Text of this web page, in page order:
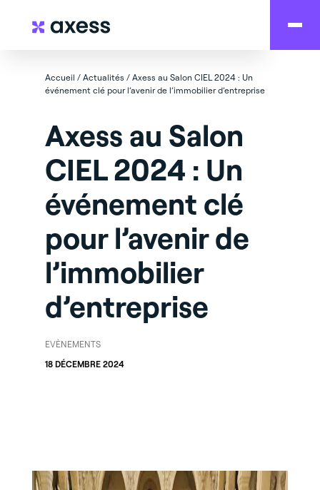
Accueil / Actualités / Axess au Salon CIEL 2024 : Un
événement clé pour l’avenir de l’immobilier d’entreprise
Axess au Salon
CIEL 2024 : Un
événement clé
pour l’avenir de
l’immobilier
d’entreprise
EVÈNEMENTS
18 DÉCEMBRE 2024